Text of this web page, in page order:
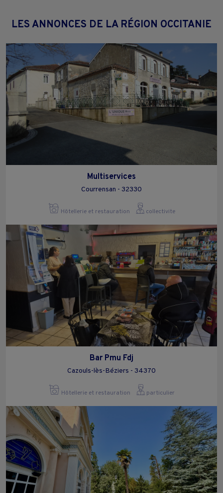
LES ANNONCES DE LA RÉGION OCCITANIE
Multiservices
Courrensan - 32330
Hôtellerie et restauration collectivite
Bar Pmu Fdj
Cazouls-lès-Béziers - 34370
Hôtellerie et restauration particulier